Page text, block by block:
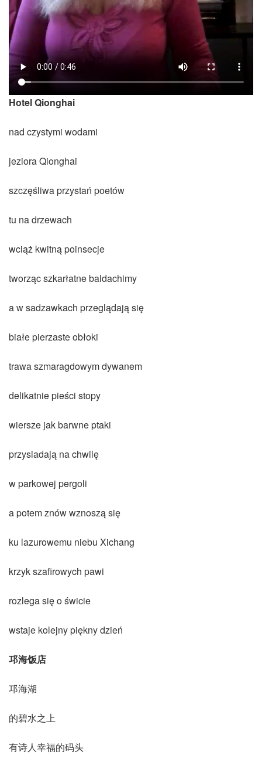
Hotel Qionghai
nad czystymi wodami
jeziora Qionghai
szczęśliwa przystań poetów
tu na drzewach
wciąż kwitną poinsecje
tworząc szkarłatne baldachimy
a w sadzawkach przeglądają się
białe pierzaste obłoki
trawa szmaragdowym dywanem
delikatnie pieści stopy
wiersze jak barwne ptaki
przysiadają na chwilę
w parkowej pergoli
a potem znów wznoszą się
ku lazurowemu niebu Xichang
krzyk szafirowych pawi
rozlega się o świcie
wstaje kolejny piękny dzień
邛海饭店
邛海湖
的碧水之上
有诗人幸福的码头